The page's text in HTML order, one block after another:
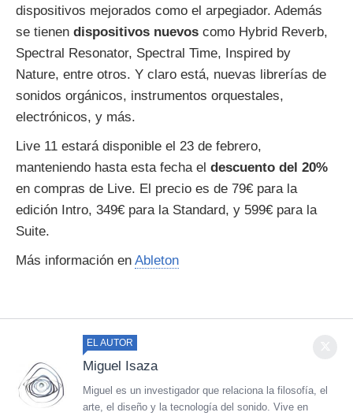
dispositivos mejorados como el arpegiador. Además
se tienen dispositivos nuevos como Hybrid Reverb,
Spectral Resonator, Spectral Time, Inspired by
Nature, entre otros. Y claro está, nuevas librerías de
sonidos orgánicos, instrumentos orquestales,
electrónicos, y más.
Live 11 estará disponible el 23 de febrero,
manteniendo hasta esta fecha el descuento del 20%
en compras de Live. El precio es de 79€ para la
edición Intro, 349€ para la Standard, y 599€ para la
Suite.
Más información en Ableton
EL AUTOR
Miguel Isaza
Miguel es un investigador que relaciona la filosofía, el
arte, el diseño y la tecnología del sonido. Vive en